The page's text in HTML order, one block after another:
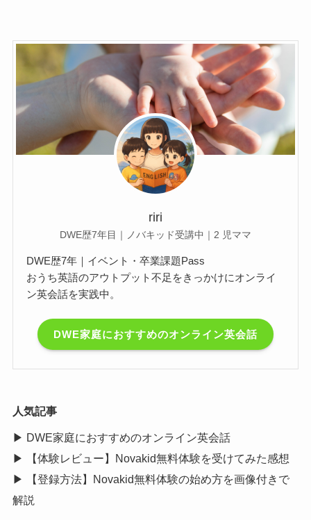
riri
DWE歴7年目｜ノバキッド受講中｜2 児ママ
DWE歴7年｜イベント・卒業課題Pass
おうち英語のアウトプット不足をきっかけにオンライ
ン英会話を実践中。
DWE家庭におすすめのオンライン英会話
人気記事
▶ DWE家庭におすすめのオンライン英会話
▶
【体験レビュー】Novakid無料体験を受けてみた感想
▶
【登録方法】Novakid無料体験の始め方を画像付きで
解説